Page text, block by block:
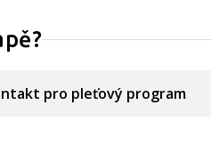
pro pleťový program